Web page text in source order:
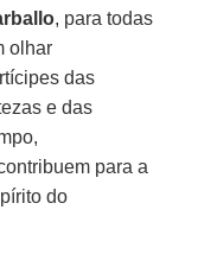
, para todas
olhar
das
e das
para a
do